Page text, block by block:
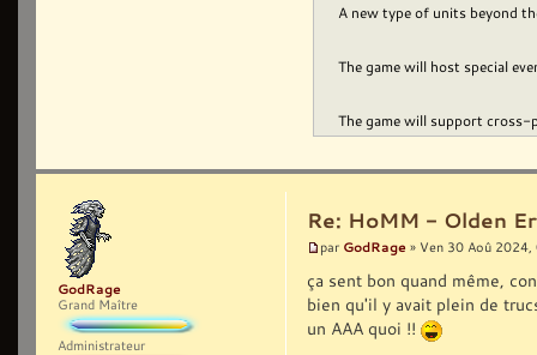
A new type of units beyond
The game will host special
The game will support cross-
Re: HoMM - Olden
par GodRage » Ven 30 Aoû
ça sent bon quand même,
bien qu'il y avait plein de
un AAA quoi !!
GodRage
Grand Maître
Administrateur